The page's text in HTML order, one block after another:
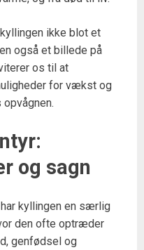
ikke blot et
også et billede på
os til at
for vækst og
og sagn
har kyllingen en særlig
den ofte optræder
genfødsel og